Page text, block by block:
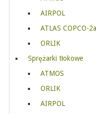
AIRPOL
ATLAS COPCO-
ORLIK
Sprężarki tłokowe
ATMOS
ORLIK
AIRPOL